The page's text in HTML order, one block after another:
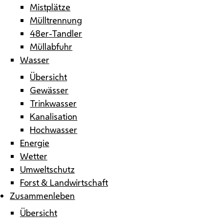
Mistplätze
Mülltrennung
48er-Tandler
Müllabfuhr
Wasser
Übersicht
Gewässer
Trinkwasser
Kanalisation
Hochwasser
Energie
Wetter
Umweltschutz
Forst & Landwirtschaft
Zusammenleben
Übersicht